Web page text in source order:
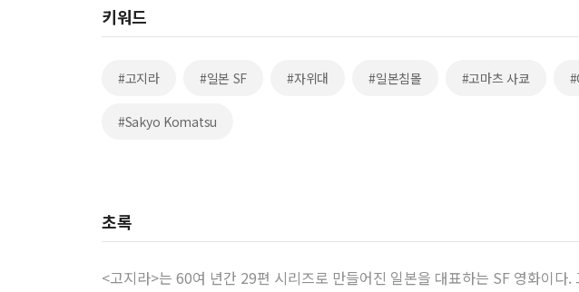
키워드
#고지라 #일본 SF #자위대 #일본침몰 #고마츠 사쿄
#Sakyo Komatsu
초록
<고지라>는 60여 년간 29편 시리즈로 만들어진 일본을 대표하는 SF 영화이